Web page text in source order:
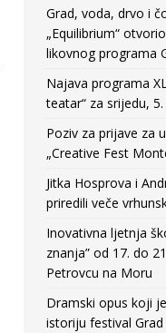
Grad, voda, drvo i
„Equilibrium“
likovnog programa
Najava programa
teatar“ za srijedu,
Poziv za prijave za
„Creative Fest
Jitka Hosprova i
priredili veče
Inovativna ljetnja
znanja” od 17. do
Petrovcu na Moru
Dramski opus koji
istoriju festival